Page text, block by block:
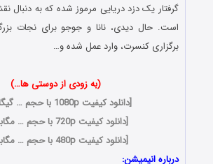
گرفتار یک دزد دریایی مرموز شده که به دنبال
است. حال دیدی، نانا و جوجو برای نجات
برگزاری کنسرت، وارد عمل شده و…
(به زودی از دوستی ها…)
[دانلود کیفیت 1080p با حجم … گیگابایت]
[دانلود کیفیت 720p با حجم … مگابایت]
[دانلود کیفیت 480p با حجم … مگابایت]
درباره انیمیشن: